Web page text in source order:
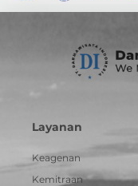
Layanan
Keagenan
Kemitraan